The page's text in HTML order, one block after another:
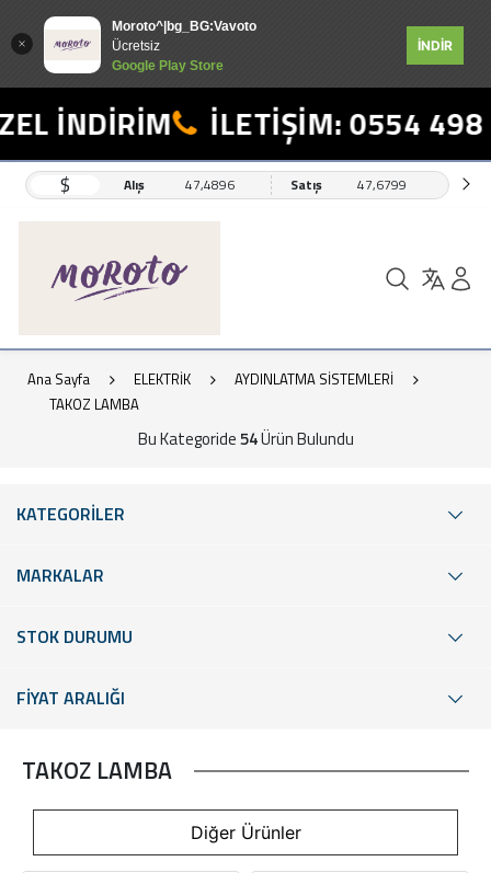
Moroto^|bg_BG:Vavoto
Ücretsiz
Google Play Store
İNDİR
İLETİŞİM: 0554 498 19
$ Alış 47,4896 Satış 47,6799
Ana Sayfa ELEKTRİK
AYDINLATMA SİSTEMLERİ
TAKOZ LAMBA
Bu Kategoride54Ürün Bulundu
KATEGORİLER
MARKALAR
STOK DURUMU
FİYAT ARALIĞI
TAKOZ LAMBA
Diğer Ürünler